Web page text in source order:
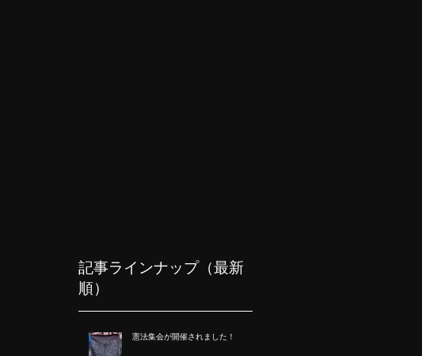
記事ラインナップ（最新
順）
憲法集会が開催されました！